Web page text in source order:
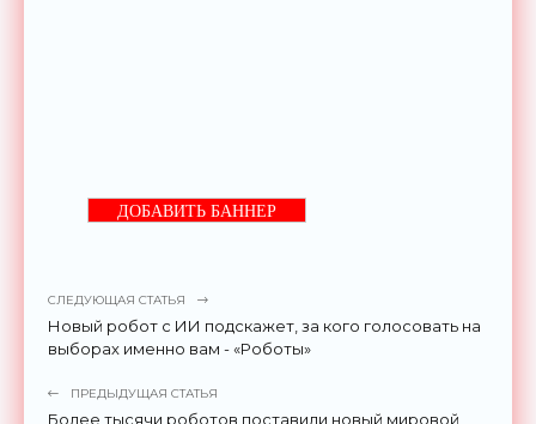
ДОБАВИТЬ БАННЕР
СЛЕДУЮЩАЯ СТАТЬЯ
Новый робот с ИИ подскажет, за кого голосовать на
выборах именно вам - «Роботы»
ПРЕДЫДУЩАЯ СТАТЬЯ
Более тысячи роботов поставили новый мировой